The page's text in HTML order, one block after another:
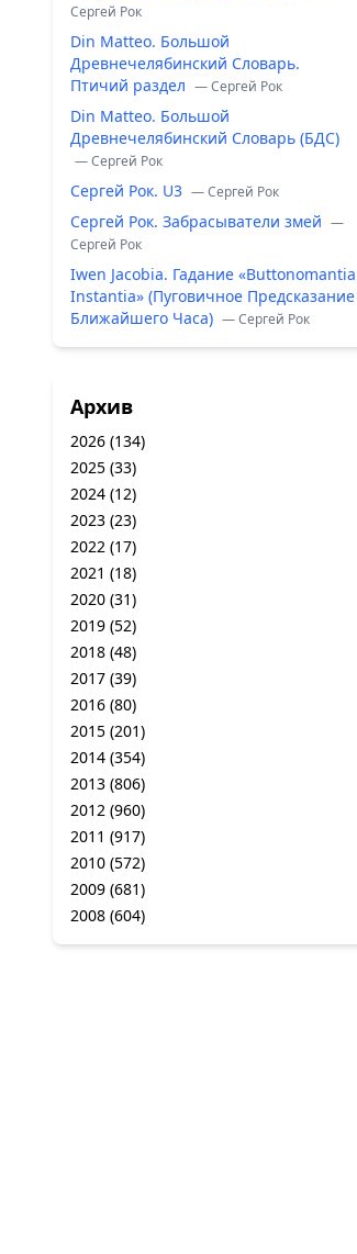
Сергей Рок
Din Matteo. Большой
Древнечелябинский Словарь.
Птичий раздел — Сергей Рок
Din Matteo. Большой
Древнечелябинский Словарь (БДС)
— Сергей Рок
Сергей Рок. U3 — Сергей Рок
Сергей Рок. Забрасыватели змей —
Сергей Рок
Iwen Jacobia. Гадание «Buttonomantia
Instantia» (Пуговичное Предсказание
Ближайшего Часа) — Сергей Рок
Архив
2026 (134)
2025 (33)
2024 (12)
2023 (23)
2022 (17)
2021 (18)
2020 (31)
2019 (52)
2018 (48)
2017 (39)
2016 (80)
2015 (201)
2014 (354)
2013 (806)
2012 (960)
2011 (917)
2010 (572)
2009 (681)
2008 (604)